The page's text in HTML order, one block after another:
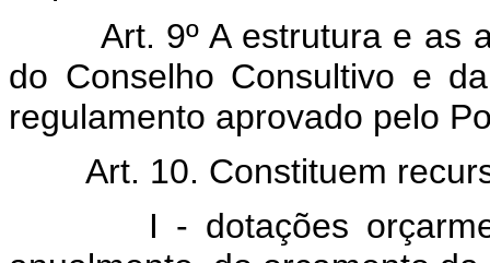
Art. 9º A estrutura e as
do Conselho Consultivo e
regulamento aprovado pelo
Art. 10. Constituem
I - dotações